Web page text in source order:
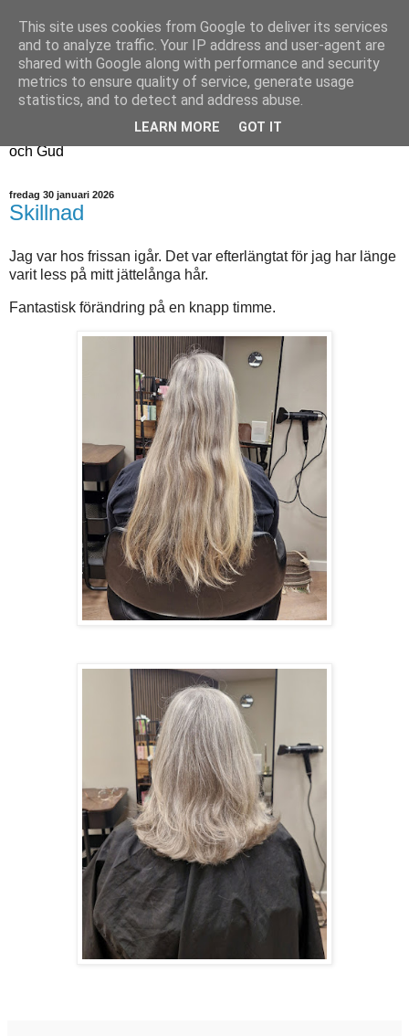
Fyren
Fyren finns för att sprida ljus i mörkret
För att påminna om guldkanterna i tillvaron
Här samsas jakt, hantverk, odling, och andra tankar om livet
och Gud
fredag 30 januari 2026
Skillnad
Jag var hos frissan igår. Det var efterlängtat för jag har länge
varit less på mitt jättelånga hår.
Fantastisk förändring på en knapp timme.
This site uses cookies from Google to deliver its services
and to analyze traffic. Your IP address and user-agent are
shared with Google along with performance and security
metrics to ensure quality of service, generate usage
statistics, and to detect and address abuse.
LEARN MORE GOT IT